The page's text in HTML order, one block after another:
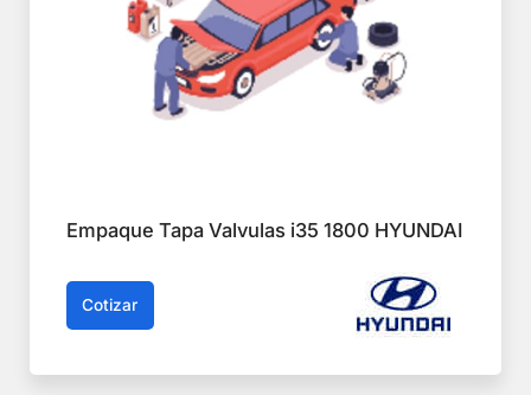
Empaque Tapa Valvulas i35 1800 HYUNDAI
Cotizar